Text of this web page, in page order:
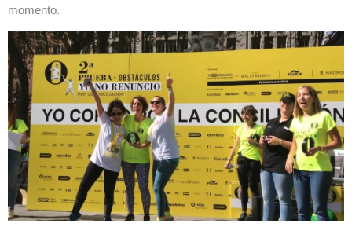
momento.